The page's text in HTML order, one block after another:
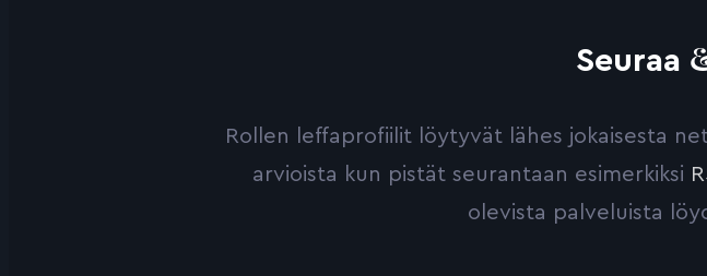
Seuraa
Rollen leffaprofiilit löytyvät lähes jokaisesta
arvioista kun pistät seurantaan esimerkiksi
olevista palveluista